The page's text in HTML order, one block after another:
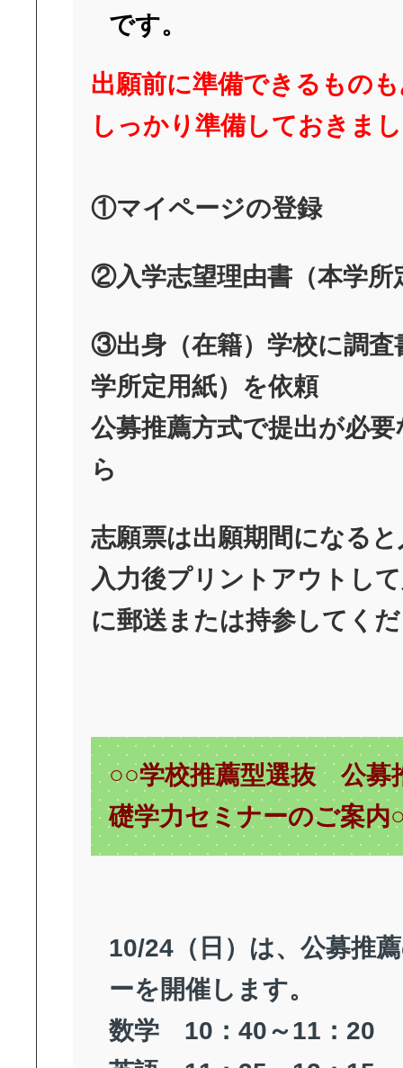
です。
出願前に準備できるもの
しっかり準備しておきま
①マイページの登録
②入学志望理由書（本学所
③出身（在籍）学校に調
学所定用紙）を依頼
公募推薦方式で提出が必
ら
志願票は出願期間になる
入力後プリントアウトし
に郵送または持参してく
○○学校推薦型選抜 公
礎学力セミナーのご案内
10/24（日）は、公募推
ーを開催します。
数学 10：40～11：20